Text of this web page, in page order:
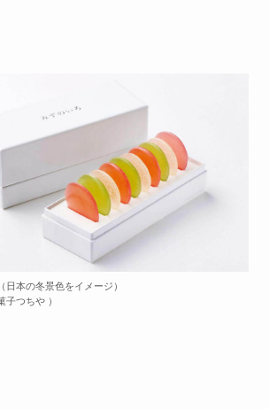
本の冬景色をイメージ）
子つちや ）